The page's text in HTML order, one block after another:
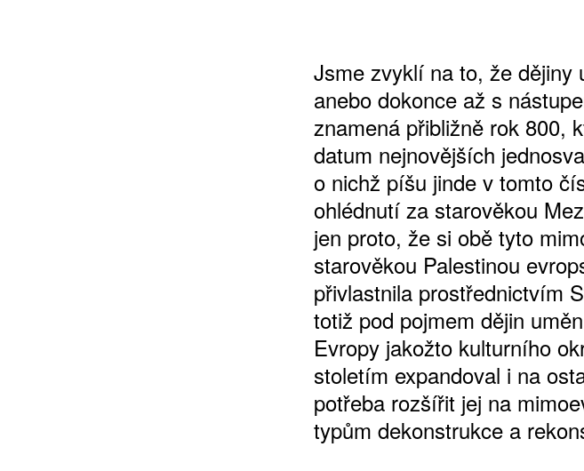
Jsme zvyklí na to, že
anebo dokonce až s
znamená přibližně rok 800,
datum nejnovějších
o nichž píšu jinde v tomto
ohlédnutí za starověkou
jen proto, že si obě tyto
starověkou Palestinou
přivlastnila prostřednictvím
totiž pod pojmem dějin
Evropy jakožto kulturního
stoletím expandoval i na
potřeba rozšířit jej na
typům dekonstrukce a